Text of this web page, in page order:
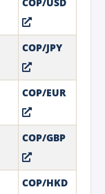
COP/JPY
COP/EUR
COP/GBP
COP/HKD